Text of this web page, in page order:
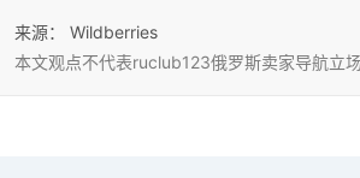
来源：
Wildberries
本文观点不代表ruclub123俄罗斯卖家导航立